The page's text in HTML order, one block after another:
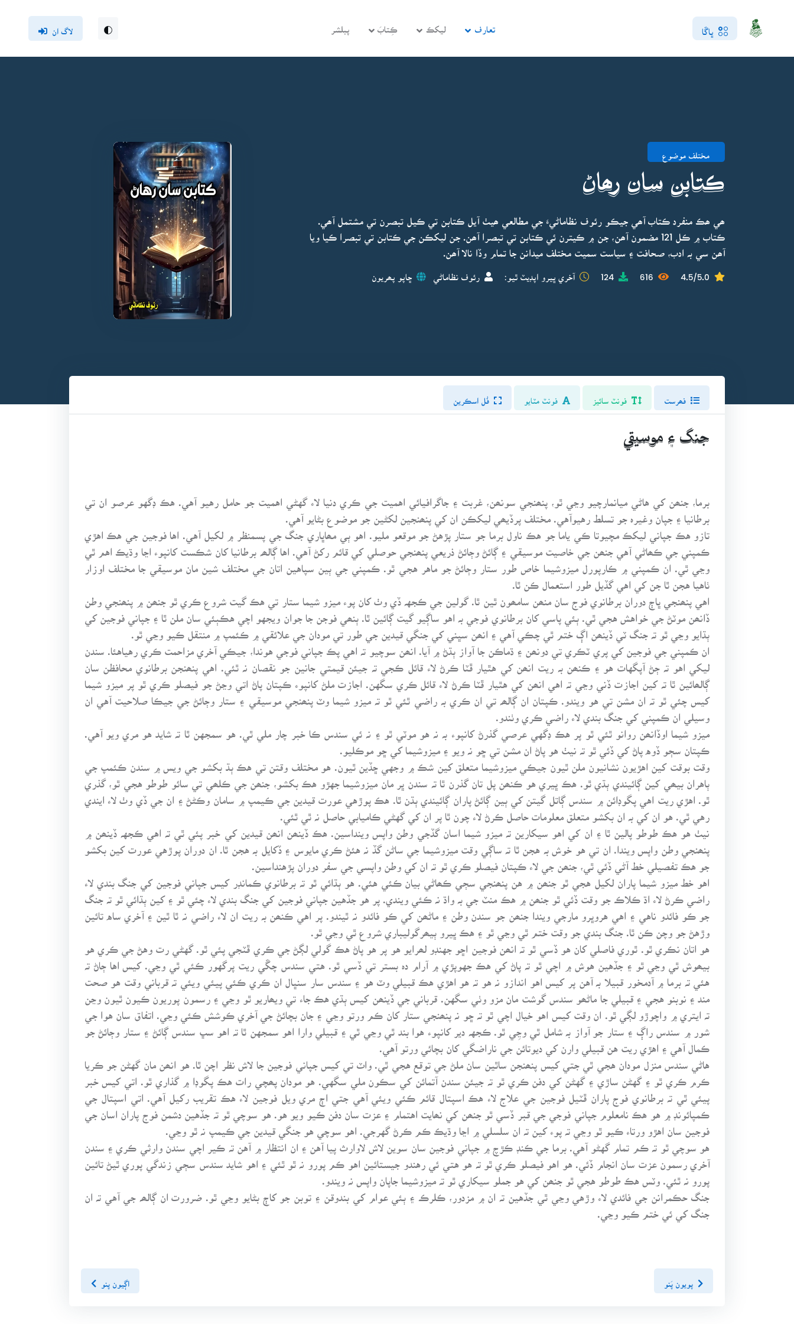
ڀاڱا تعارف ليکڪ ڪِتابَ پبلشر لاگ ان
مختلف موضوع
ڪتابن سان رھاڻ
ھي ھڪ منفرد ڪتاب آھي جيڪو رئوف نظاماڻيءَ جي مطالعي ھيٺ آيل ڪتابن تي ڪيل تبصرن تي مشتمل آھي.
ڪتاب ۾ ڪل 121 مضمون آھن، جن ۾ ڪيترن ئي ڪتابن تي تبصرا آھن. جن ليکڪن جي ڪتابن تي تبصرا ڪيا ويا
آھن سي بہ ادب، صحافت ۽ سياست سميت مختلف ميدانن جا تمام وڏا نالا آھن.
4.5/5.0
616
124 آخري ڀيرو اپڊيٽ ٿيو: رئوف نظاماڻي ڇاپو پھريون
فونٽ سائيز فونٽ مٽايو فُل اسڪرين
جنگ ۽ موسيقي
برما، جنھن کي هاڻي ميانمارچيو وڃي ٿو، پنھنجي سونھن، غربت ۽ جاگرافيائي اهميت جي ڪري دنيا لاء گهڻي اهميت جو حامل رهيو آهي. هڪ ڊگهو عرصو ان تي
برطانيا ۽ جپان وغيرہ جو تسلط رهيوآهي. مختلف پرڏيھي ليکڪن ان کي پنھنجين لکڻين جو موضوع بڻايو آهي.
تازو هڪ جپاني ليکڪ مچيوتا ڪي ياما جو هڪ ناول برما جو ستار پڙهڻ جو موقعو مليو. اهو ٻي مھاڀاري جنگ جي پسمنظر ۾ لکيل آهي. اها فوجين جي هڪ اهڙي
ڪمپني جي ڪھاڻي آهي جنھن جي خاصيت موسيقي ۽ ڳائڻ وڄائڻ ذريعي پنھنجي حوصلي کي قائم رکڻ آهي. اها ڳالھہ برطانيا کان شڪست کانپوء اڃا وڌيڪ اهم ٿي
وڃي ٿي. ان ڪمپني ۾ ڪارپورل ميزوشيما خاص طور ستار وڄائڻ جو ماهر هجي ٿو. ڪمپني جي ٻين سپاهين اتان جي مختلف شين مان موسيقي جا مختلف اوزار
ٺاهيا هجن ٿا جن کي اهي گڏيل طور استعمال ڪن ٿا.
اهي پنھنجي ڀاڄ دوران برطانوي فوج سان منھن سامھون ٿين ٿا. گولين جي ڪجهہ ڏي وٺ کان پوء ميزو شيما ستار تي هڪ گيت شروع ڪري ٿو جنھن ۾ پنھنجي وطن
ڏانھن موٽڻ جي خواهش هجي ٿي. ٻئي پاسي کان برطانوي فوجي بہ اهو ساڳيو گيت ڳائين ٿا. ٻنھي فوجن جا جوان ويجهو اچي هڪٻئي سان ملن ٿا ۽ جپاني فوجين کي
ٻڌايو وڃي ٿو تہ جنگ ٽي ڏينھن اڳ ختم ٿي چڪي آهي ۽ انھن سڀني کي جنگي قيدين جي طور تي مودان جي علائقي ۾ ڪئمپ ۾ منتقل ڪيو وڃي ٿو.
ان ڪمپني جي فوجين کي پري ٽڪري تي دونھن ۽ ڌماڪن جا آواز ٻڌڻ ۾ آيا. انھن سوچيو تہ اهي پڪ جپاني فوجي هوندا، جيڪي آخري مزاحمت ڪري رهياهئا. سندن
ليکي اهو تہ ڄڻ آپگهات هو ۽ ڪنھن بہ ريت انھن کي هٿيار ڦٽا ڪرڻ لاء قائل ڪجي تہ جيئن قيمتي جانين جو نقصان نہ ٿئي. اهي پنھنجن برطانوي محافظن سان
ڳالھائين ٿا تہ کين اجازت ڏني وڃي تہ اهي انھن کي هٿيار ڦٽا ڪرڻ لاء قائل ڪري سگهن. اجازت ملڻ کانپوء ڪپتان پاڻ اتي وڃڻ جو فيصلو ڪري ٿو پر ميزو شيما
کيس چئي ٿو تہ ان مشن تي هو ويندو. ڪپتان ان ڳالھہ تي ان ڪري بہ راضي ٿئي ٿو تہ ميزو شيما وٽ پنھنجي موسيقي ۽ ستار وڄائڻ جي جيڪا صلاحيت آهي ان
وسيلي ان ڪمپني کي جنگ بندي لاء راضي ڪري وٺندو.
ميزو شيما اوڏانھن روانو ٿئي ٿو پر هڪ ڊگهي عرصي گذرڻ کانپوء بہ نہ هو موٽي ٿو ۽ نہ ئي سندس ڪا خبر چار ملي ٿي. هو سمجهن ٿا تہ شايد هو مري ويو آهي.
ڪپتان سڄو ڏوه پاڻ کي ڏئي ٿو تہ نيٺ هو پاڻ ان مشن تي ڇو نہ ويو ۽ ميزوشيما کي ڇو موڪليو.
وقت بوقت کين اهڙيون نشانيون ملن ٿيون جيڪي ميزوشيما متعلق کين شڪ ۾ وجهي ڇڏين ٿيون. هو مختلف وقتن تي هڪ ٻڌ بکشو جي ويس ۾ سندن ڪئمپ جي
ٻاهران بيھي کين ڳائيندي ٻڌي ٿو. هڪ ڀيري هو ڪنھن پل تان گذرن ٿا تہ سندن ڀر مان ميزوشيما جهڙو هڪ بکشو، جنھن جي ڪلھي تي سائو طوطو هجي ٿو، گذري
ٿو. اهڙي ريت اهي پگوڊائن ۾ سندس ڳاتل گيتن کي ٻين ڳائڻ پاران ڳائيندي ٻڌن ٿا. هڪ پوڙهي عورت قيدين جي ڪيمپ ۾ سامان وڪڻڻ ۽ ان جي ڏي وٺ لاء ايندي
رهي ٿي. هو ان کي بہ ان بکشو متعلق معلومات حاصل ڪرڻ لاء چون ٿا پر ان کي گهڻي ڪاميابي حاصل نہ ٿي ٿئي.
نيٺ هو هڪ طوطو پالين ٿا ۽ ان کي اهو سيکارين تہ ميزو شيما اسان گڏجي وطن واپس وينداسين. هڪ ڏينھن انھن قيدين کي خبر پئي ٿي تہ اهي ڪجهہ ڏينھن ۾
پنھنجي وطن واپس ويندا. ان تي هو خوش بہ هجن ٿا تہ ساڳي وقت ميزوشيما جي ساڻن گڏ نہ هئڻ ڪري مايوس ۽ ڏکايل بہ هجن ٿا. ان دوران پوڙهي عورت کين بکشو
جو هڪ تفصيلي خط آڻي ڏئي ٿي، جنھن جي لاء ڪپتان فيصلو ڪري ٿو تہ ان کي وطن واپسي جي سفر دوران پڙهنداسين.
اهو خط ميزو شيما پاران لکيل هجي ٿو جنھن ۾ هن پنھنجي سڄي ڪھاڻي بيان ڪئي هئي. هو ٻڌائي ٿو تہ برطانوي ڪمانڊر کيس جپاني فوجين کي جنگ بندي لاء
راضي ڪرڻ لاء اڌ ڪلاڪ جو وقت ڏئي ٿو جنھن ۾ هڪ منٽ جي بہ واڌ نہ ڪئي ويندي. پر هو جڏهين جپاني فوجين کي جنگ بندي لاء چئي ٿو ۽ کين ٻڌائي ٿو تہ جنگ
جو ڪو فائدو ناهي ۽ اهي هروڀرو مارجي ويندا جنھن جو سندن وطن ۽ ماڻھن کي ڪو فائدو نہ ٿيندو. پر اهي ڪنھن بہ ريت ان لاء راضي نہ ٿا ٿين ۽ آخري ساه تائين
وڙهڻ جو وچن ڪن ٿا. جنگ بندي جو وقت ختم ٿي وڃي ٿو ۽ هڪ ڀيرو ٻيھرگوليباري شروع ٿي وڃي ٿو.
هو اتان نڪري ٿو. ٿوري فاصلي کان هو ڏسي ٿو تہ انھن فوجين اڇو جهنڊو لھرايو هو پر هو پاڻ هڪ گولي لڳڻ جي ڪري ڦٽجي پئي ٿو. گهڻي رت وهڻ جي ڪري هو
بيھوش ٿي وڃي ٿو ۽ جڏهين هوش ۾ اچي ٿو تہ پاڻ کي هڪ جهوپڙي ۾ آرام دہ بستر تي ڏسي ٿو. هتي سندس چڱي ريت پرگهور ڪئي ٿي وڃي. کيس اها ڄاڻ تہ
هئي تہ برما ۾ آدمخور قبيلا بہ آهن پر کيس اهو اندازو نہ هو تہ هو اهڙي هڪ قبيلي وٽ هو ۽ سندس سار سنڀال ان ڪري ڪئي پيئي ويئي تہ قرباني وقت هو صحت
مند ۽ نوبنو هجي ۽ قبيلي جا ماڻھو سندس گوشت مان مزو وٺي سگهن. قرباني جي ڏينھن کيس ٻڌي هڪ جاء تي ويھاريو ٿو وڃي ۽ رسمون پوريون ڪيون ٿيون وڃن
تہ ايتري ۾ واچوڙو لڳي ٿو. ان وقت کيس اهو خيال اچي ٿو تہ ڇو نہ پنھنجي ستار کان ڪم ورتو وڃي ۽ جان بچائڻ جي آخري ڪوشش ڪئي وڃي. اتفاق سان هوا جي
شور ۾ سندس راڳ ۽ ستار جو آواز بہ شامل ٿي وڃِي ٿو. ڪجهہ دير کانپوء هوا بند ٿي وڃي ٿي ۽ قبيلي وارا اهو سمجهن ٿا تہ اهو سڀ سندس ڳائڻ ۽ ستار وڄائڻ جو
ڪمال آهي ۽ اهڙي ريت هن قبيلي وارن کي ديوتائن جي ناراضگي کان بچائي ورتو آهي.
هاڻي سندس منزل مودان هجي ٿي جتي کيس پنھنجن ساٿين سان ملڻ جي توقع هجي ٿي. واٽ تي کيس جپاني فوجين جا لاش نظر اچن ٿا. هو انھن مان گهڻن جو ڪريا
ڪرم ڪري ٿو ۽ گهڻن ساڙي ۽ گهڻن کي دفن ڪري ٿو تہ جيئن سندن آتمائن کي سڪون ملي سگهي. هو مودان پھچي رات هڪ پگوڊا ۾ گذاري ٿو. اتي کيس خبر
پيئي ٿي تہ برطانوي فوج پاران ڦٽيل فوجين جي علاج لاء هڪ اسپتال قائم ڪئي ويئي آهي جتي اڄ مري ويل فوجين لاء هڪ تقريب رکيل آهي. اتي اسپتال جي
ڪمپائونڊ ۾ هو هڪ نامعلوم جپاني فوجي جي قبر ڏسي ٿو جنھن کي نھايت اهتمام ۽ عزت سان دفن ڪيو ويو هو. هو سوچي ٿو تہ جڏهين دشمن فوج پاران اسان جي
فوجين سان اهڙو ورتاء ڪيو ٿو وڃي تہ پوء کين تہ ان سلسلي ۾ اڃا وڌيڪ ڪم ڪرڻ گهرجي. اهو سوچي هو جنگي قيدين جي ڪيمپ نہ ٿو وڃي.
هو سوچي ٿو تہ ڪم تمام گهڻو آهي. برما جي ڪنڊ ڪڙچ ۾ جپاني فوجين سان سوين لاش لاوارث پيا آهن ۽ ان انتظار ۾ آهن تہ ڪير اچي سندن وارثي ڪري ۽ سندن
آخري رسمون عزت سان انجام ڏئي. هو اهو فيصلو ڪري ٿو تہ هو هتي ئي رهندو جيستائين اهو ڪم پورو نہ ٿو ٿئي ۽ اهو شايد سندس سڄي زندگي پوري ٿيڻ تائين
پورو نہ ٿئي. وٽس هڪ طوطو هجي ٿو جنھن کي هو جملو سيکاري ٿو تہ ميزوشيما جاپان واپس نہ ويندو.
جنگ حڪمرانن جي فائدي لاء وڙهي وڃي ٿي جڏهين تہ ان ۾ مزدور، ڪلرڪ ۽ ٻئي عوام کي بندوقن ۽ توبن جو کاڄ بڻايو وڃي ٿو. ضرورت ان ڳالھہ جي آهي تہ ان
جنگ کي ئي ختم ڪيو وڃي.
پويون پَنو اڳيون پنو